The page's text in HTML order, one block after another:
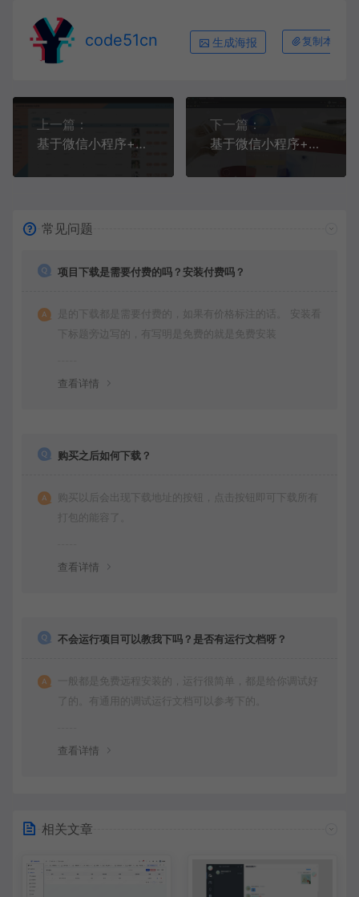
code51cn 生成海报 复制本文链
上一篇：
基于微信小程序+SSM+MySQL的自驾游拼团小程序(附论文)
下一篇：
基于微信小程序+SSM+MySQL的食堂线上订餐小程序附论文)
常见问题
项目下载是需要付费的吗？安装付费吗？
是的下载都是需要付费的，如果有价格标注的话。 安装看
下标题旁边写的，有写明是免费的就是免费安装
查看详情
购买之后如何下载？
购买以后会出现下载地址的按钮，点击按钮即可下载所有
打包的能容了。
查看详情
不会运行项目可以教我下吗？是否有运行文档呀？
一般都是免费远程安装的，运行很简单，都是给你调试好
了的。有通用的调试运行文档可以参考下的。
查看详情
相关文章